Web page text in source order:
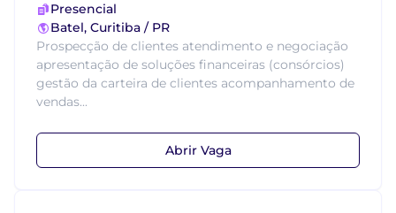
Presencial
Batel, Curitiba / PR
Prospecção de clientes atendimento e negociação
apresentação de soluções financeiras (consórcios)
gestão da carteira de clientes acompanhamento de
vendas...
Abrir Vaga